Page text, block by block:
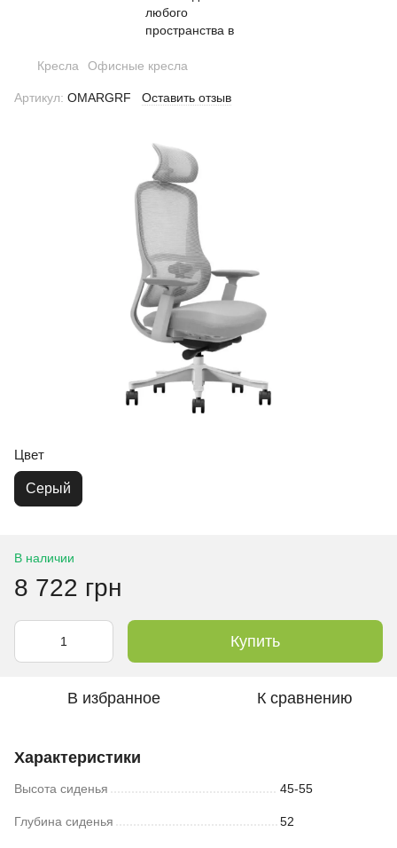
Кресла Офисные кресла
Артикул: OMARGRF Оставить отзыв
Цвет
Серый
В наличии
8 722 грн
Купить
В избранное К сравнению
Характеристики
Высота сиденья 45-55
Глубина сиденья 52